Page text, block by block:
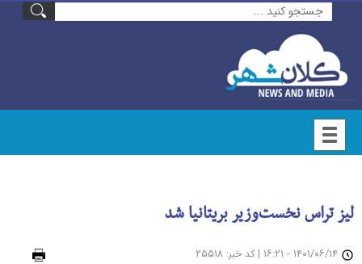
لیز تراس نخست‌وزیر بریتانیا شد
| کد خبر: ۲۵۵۱۸